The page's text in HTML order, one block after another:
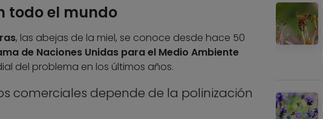
todo el mundo
, las abejas de la miel, se conoce desde hace 50
de Naciones Unidas para el Medio Ambiente
del problema en los últimos años.
comerciales depende de la polinización